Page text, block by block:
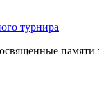
турнира